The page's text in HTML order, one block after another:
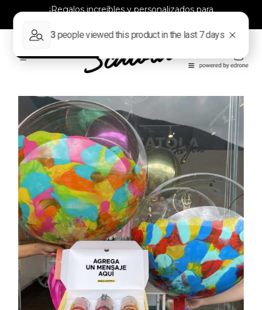
¡Regalos increíbles y personalizados para